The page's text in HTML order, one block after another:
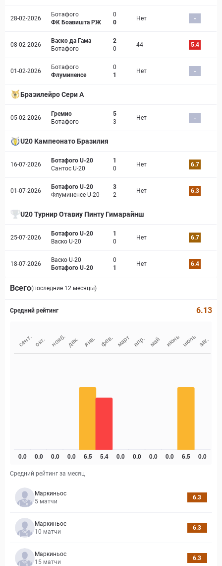
28-02-2026
Ботафого
ФК Боавишта РЖ
0
0
Нет -
08-02-2026
Васко да Гама
Ботафого
2
0
44 5.4
01-02-2026
Ботафого
Флуминенсе
0
1
Нет -
Бразилейро Сери A
05-02-2026
Гремио
Ботафого
5
3
Нет -
U20 Кампеонато Бразилия
16-07-2026
Ботафого U-20
Сантос U-20
1
0
Нет 6.7
01-07-2026
Ботафого U-20
Флуминенсе U-20
3
2
Нет 6.3
U20 Турнир Отавиу Пинту Гимарайнш
25-07-2026
Ботафого U-20
Васко U-20
1
0
Нет 6.7
18-07-2026
Васко U-20
Ботафого U-20
0
1
Нет 6.4
Всего(последние 12 месяцы)
Средний рейтинг 6.13
Средний рейтинг за месяц
Маркиньос
5 матчи
6.3
Маркиньос
10 матчи
6.3
Маркиньос
15 матчи
6.3